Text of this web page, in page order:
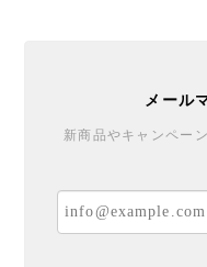
メール
新商品やキャンペー